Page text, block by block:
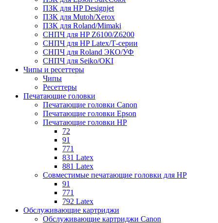
ПЗК для HP Designjet
ПЗК для Mutoh/Xerox
ПЗК для Roland/Mimaki
СНПЧ для HP Z6100/Z6200
СНПЧ для HP Latex/Т-cерии
СНПЧ для Roland ЭКО/УФ
СНПЧ для Seiko/OKI
Чипы и ресеттеры
Чипы
Ресеттеры
Печатающие головки
Печатающие головки Canon
Печатающие головки Epson
Печатающие головки HP
72
91
771
831 Latex
881 Latex
Совместимые печатающие головки для HP
91
771
792 Latex
Обслуживающие картриджи
Обслуживающие картриджи Canon